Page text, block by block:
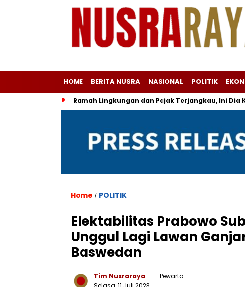
HOME BERITA NUSRA NASIONAL POLITIK
Ramah Lingkungan dan Pajak Terjangkau, Ini Dia
Home / POLITIK
Elektabilitas Prabowo
Unggul Lagi Lawan
Baswedan
Tim Nusraraya
- Pewarta
Selasa, 11 Juli 2023